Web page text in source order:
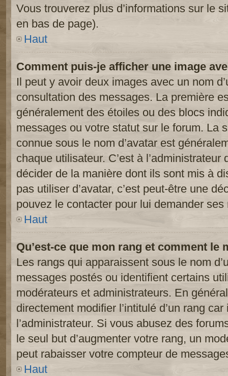
Vous trouverez plus d’informations sur le
en bas de page).
Haut
Comment puis-je afficher une image
Il peut y avoir deux images avec un nom
consultation des messages. La première
généralement des étoiles ou des blocs
messages ou votre statut sur le forum. La
connue sous le nom d’avatar est
chaque utilisateur. C’est à l’administrateur
décider de la manière dont ils sont mis à
pas utiliser d’avatar, c’est peut-être une
pouvez le contacter pour lui demander ses
Haut
Qu’est-ce que mon rang et comment le
Les rangs qui apparaissent sous le nom
messages postés ou identifient certains
modérateurs et administrateurs. En
directement modifier l’intitulé d’un rang
l’administrateur. Si vous abusez des
le seul but d’augmenter votre rang, un
peut rabaisser votre compteur de
Haut